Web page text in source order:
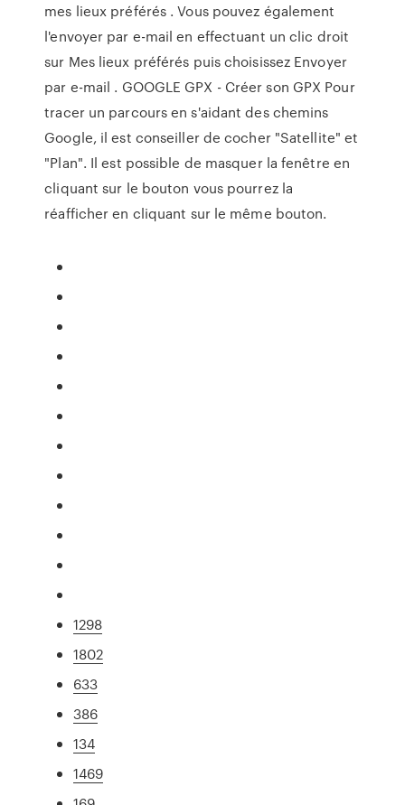
mes lieux préférés . Vous pouvez également
l'envoyer par e-mail en effectuant un clic droit
sur Mes lieux préférés puis choisissez Envoyer
par e-mail . GOOGLE GPX - Créer son GPX Pour
tracer un parcours en s'aidant des chemins
Google, il est conseiller de cocher "Satellite" et
"Plan". Il est possible de masquer la fenêtre en
cliquant sur le bouton vous pourrez la
réafficher en cliquant sur le même bouton.
1298
1802
633
386
134
1469